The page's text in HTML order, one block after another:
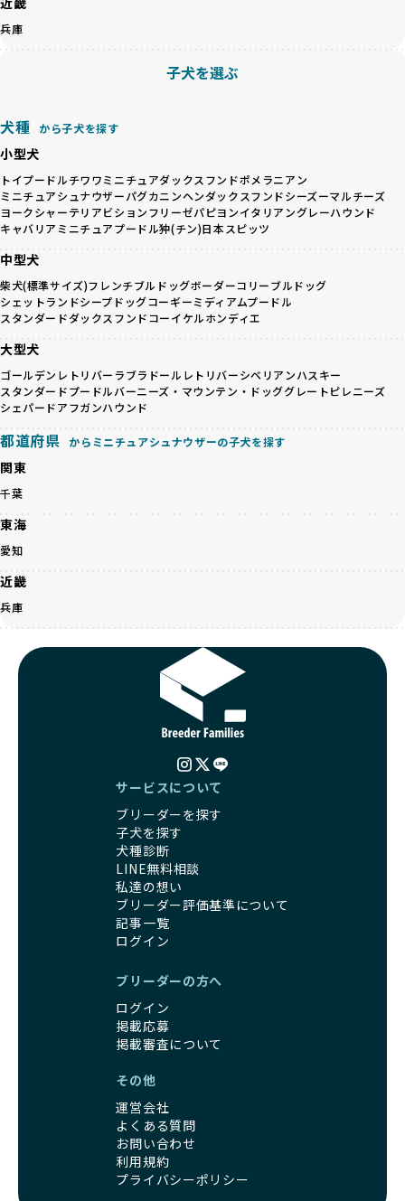
BreederFamiliesは、ペット業界が抱える命の大量生産・大
を促進することで、無駄な命の消費を減らし、命を大切にす
さらに、売上の一部を保護団体や保護団体を支援する公益法
人へ寄付しています。多くのペット販売業者が、動物福祉へ
の取り組みが不十分であることを理由に寄付を断られる中、
BreederFamiliesはその姿勢が評価され、寄付が実現してい
ます。この活動により、保護が必要なワンちゃんの救済や保
護活動の支援にも貢献しています。
BreederFamiliesのこうした取り組みは、目の前の子犬だけ
でなく、すべてのワンちゃんに優しい未来を創るための大き
な一歩です。ユーザーの皆さんがBreederFamiliesを通じて
子犬をお迎えすることで、こうした社会貢献活動を間接的に
支えることができます。
BreederFamiliesに登録されているブリーダーは、子犬が心
す。
遺伝的なリスクを最小限に抑えた繁殖計画、栄養バランスが
さらに獣医師と連携した健康管理まで徹底しています。
その結果、BreederFamiliesを通じてお迎えする子犬は、元
気で健康なスタートを切れることが大きな魅力です。
子犬の社会性は、家庭でのしつけをスムーズにする重要なポ
イントです。BreederFamiliesのブリーダーは、母犬や兄弟
犬、人との触れ合いの時間をしっかり確保し、子犬が自然に
コミュニケーション能力を身につけられるよう育てていま
す。
家庭に迎えたその日から、すでに社会性の基盤ができている
ため、新しい環境にもスムーズに適応できます。
これにより、飼い主さんにとっても安心してスタートできる
でしょう。
BreederFamiliesのブリーダーは、犬種に関する豊富な知識
と経験を持っています。そのため、子犬を迎えた後の健康管
理やしつけ、生活スタイルに合わせた育て方について、丁寧
なアドバイスを受けられます。「この犬種ならではの特徴
ば、専門的な視点から解決のヒントをもらえるのも安心でき
るポイントです。
クリアした方々だけです。運営チームがブリーダーに直接ヒ
アリングを行い、現地確認を経て透明性の高い情報を公開し
これにより、ユーザーは見た目だけでなく、育成環境や健康
管理体制、社会性の取り組みといった客観的なデータを基に
安心して子犬を選ぶことができます。
子犬のお迎えまでのやりとりに不安を感じる方も多いかもし
れませんが、BreederFamiliesならその心配は無用です。
運営チームがブリーダーとのやりとりを全面的にサポートし
ます。不明点やトラブルが発生した場合も迅速に対応するた
め、安心してお迎え準備を進められます。
さらに、LINEでの無料相談も提供しており、気軽に質問でき
るのもBreederFamiliesならではの魅力です。
BreederFamiliesは、厳しい基準と徹底した審査プロセスを
通じて「ワンちゃんに優しい世界を創る」ことを目指してい
ます。単なる仲介サービスを超え、ワンちゃんの健康と幸
福、飼い主様の安心を第一に考えるプラットフォームとし
て、ワンちゃんを家族のように愛する優良ブリーダーのみを
厳選し紹介しています。
「ペットショップ等を使わない」の詳細はこちら
近年、「小さくて可愛い」「珍しい毛色」という見た目の特
くありません。極小サイズは骨や心臓に負担がかかりやす
く、レアカラーには遺伝疾患のリスクが高まることがありま
営利優先ブリーダーは、このような流行や需要に応じて無理
な繁殖を行いがちです。小柄な母犬を繁殖に多用して体に負
担をかけたり、子犬を小さく見せるために食事を減らすな
うな方法では、ワンちゃんの免疫力や体力が低下し、飼い主
にとっても将来的な医療費やケアの負担が増える恐れがあり
ます。
優良ブリーダーは、こうした流行に流されず、ワンちゃんの
健康を最優先に考えています。特に小さいワンちゃんやレア
カラーの子犬を販売する場合は、健康リスクを十分に理解
し、飼い主にそのリスクについて丁寧に説明しています。食
事管理もしっかり行い、成長に必要な栄養を確保するなど、
ワンちゃんの健康を第一にした繁殖を心がけています。
「見た目以上に健康重視」の詳細はこちら
引退犬とは、繁殖期を終えたワンちゃんたちのことを指しま
す。
を願っています。よって、引退後も自宅で飼育を続けるか、
信頼できる相手に譲渡するなど、ワンちゃんが幸せに暮らせ
一方、営利優先ブリーダーは引退犬を「コスト」として考
え、早く手放すことを考えます。場合によっては、悪徳保護
団体に引き渡されることもあり、ワンちゃんの生活が不安定
になる可能性が高まります。
引退犬に対する扱いがどうなっているかも、優良ブリーダー
を見分けるポイントとなります。
「引退犬も大切に」の詳細はこちら
社会化とは、ワンちゃんが人間や他の犬、日常の環境にスム
ーズに適応できるようにするプロセスです。ワンちゃんの社
会化は、生後3週間から12週間頃の「社会化期」と呼ばれる
時期が特に重要です。この期間は、ブリーダーが飼育してい
る時期と重なるため、ワンちゃんが人や他の犬、家庭環境に
対して適応力を高めるための基礎を築く貴重な機会となりま
優良ブリーダーは、母犬との愛情ある触れ合いや、兄弟犬や
他の犬との遊び、人や日常的な家庭環境への慣れを促すこと
で社会化を進めています。これにより、新しい家族に迎えら
れた後もストレスなく過ごせるようサポートします。
営利優先ブリーダーは、母犬から早期に分離し、ケージ内で
う機会が少なく、社会性が十分に育たないことがあります。
こうしたワンちゃんは、家庭環境に適応しづらくなるリスク
「社会化にこだわる」の詳細はこちら
出産は母犬にとって大きな負担がかかる命がけの行為であ
り、その健康状態が子犬にも影響を与えます。出産時に母犬
が健康であることは、母犬自身の負担を軽減するだけでな
く、生まれてくる子犬の健康や成長にも大きく影響します。
よって、母犬の健康を配慮した出産管理が非常に重要です。
優良ブリーダーは、母犬の健康状態に細心の注意を払い、獣
医師と相談しながら出産のタイミングや間隔を適切に決定し
兵庫
子犬を選ぶ
犬種 から子犬を探す
小型犬
トイプードルチワワミニチュアダックスフンドポメラニアン
ミニチュアシュナウザーパグカニンヘンダックスフンドシーズーマルチーズ
ヨークシャーテリアビションフリーゼパピヨンイタリアングレーハウンド
キャバリア ミニチュアプードル狆(チン)日本スピッツ
中型犬
柴犬(標準サイズ)フレンチブルドッグボーダーコリーブルドッグ
シェットランドシープドッグコーギーミディアムプードル
スタンダードダックスフンドコーイケルホンディエ
大型犬
ゴールデンレトリバーラブラドールレトリバーシベリアンハスキー
スタンダードプードルバーニーズ・マウンテン・ドッググレートピレニーズ
シェパードアフガンハウンド
都道府県 からミニチュアシュナウザーの子犬を探す
関東
千葉
東海
愛知
近畿
兵庫
サービスについて
ブリーダーを探す
子犬を探す
犬種診断
LINE無料相談
私達の想い
ブリーダー評価基準について
記事一覧
ログイン
ブリーダーの方へ
ログイン
掲載応募
掲載審査について
その他
運営会社
よくある質問
お問い合わせ
利用規約
プライバシーポリシー